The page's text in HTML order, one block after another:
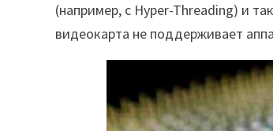
(например, с Hyper-Threading) и
видеокарта не поддерживает